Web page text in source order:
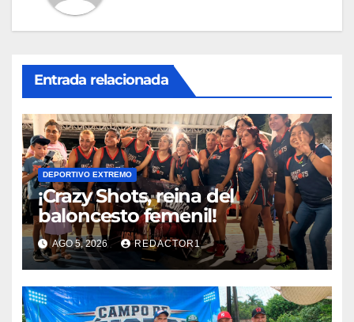
Entrada relacionada
DEPORTIVO EXTREMO
¡Crazy Shots, reina del
baloncesto femenil!
AGO 5, 2026 REDACTOR1